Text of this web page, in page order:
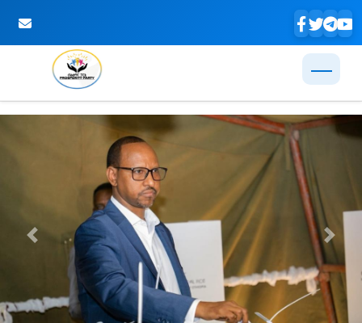
Skip to Main Content
Previous Next